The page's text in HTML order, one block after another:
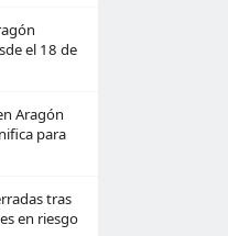
el 18 de
Aragón
para
tras
en riesgo